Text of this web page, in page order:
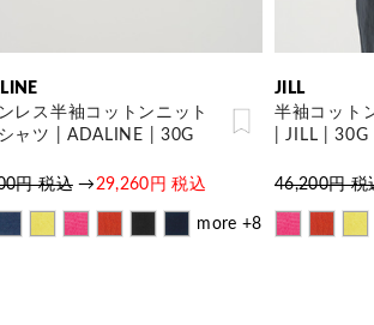
レス半袖コットンニット
ャツ | ADALINE | 30G
円 税込→29,260円 税込
more +8
JILL
半袖コット
| JILL |
46,200円 税